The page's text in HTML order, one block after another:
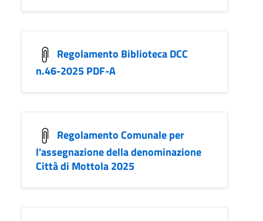
Regolamento Biblioteca DCC
n.46-2025 PDF-A
Regolamento Comunale per
l'assegnazione della denominazione
Città di Mottola 2025